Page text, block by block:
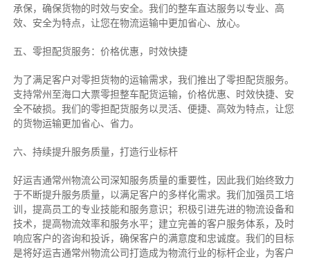
承保，确保货物的时效与安全。我们的整车直达服务以专业、高
效、安全为特点，让您在物流运输中更加省心、放心。
五、零担配货服务：价格优惠，时效快捷
为了满足客户对零担货物的运输需求，我们推出了零担配货服务。
支持常州至海口大票零担整车配货运输，价格优惠、时效快捷、安
全不破损。我们的零担配货服务以灵活、便捷、高效为特点，让您
的货物运输更加省心、省力。
六、持续提升服务质量，打造行业标杆
好运吉通常州物流公司深知服务质量的重要性，因此我们始终致力
于不断提升服务质量，以满足客户的多样化需求。我们加强员工培
训，提高员工的专业技能和服务意识；积极引进先进的物流设备和
技术，提高物流效率和服务水平；建立完善的客户服务体系，及时
响应客户的咨询和投诉，确保客户的满意度和忠诚度。我们的目标
是将好运吉通常州物流公司打造成为物流行业的标杆企业，为客户